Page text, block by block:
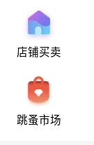
店铺买卖
跳蚤市场